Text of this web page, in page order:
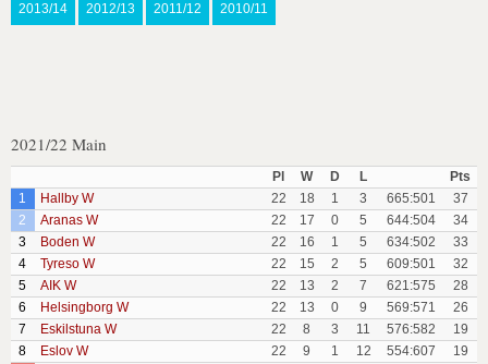
2013/14 2012/13 2011/12 2010/11
2021/22 Main
Pl W D L
Pts
1
Hallby W 22 18 1 3 665:501
37
2
Aranas W 22 17 0 5 644:504
34
3
Boden W 22 16 1 5 634:502
33
4
Tyreso W 22 15 2 5 609:501
32
5
AIK W 22 13 2 7 621:575
28
6
Helsingborg W 22 13 0 9 569:571
26
7
Eskilstuna W 22 8 3 11 576:582
19
8
Eslov W 22 9 1 12 554:607
19